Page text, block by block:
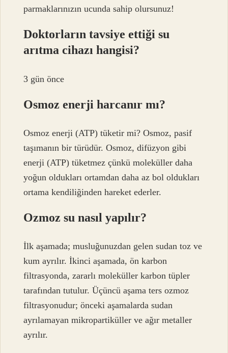
parmaklarınızın ucunda sahip olursunuz!
Doktorların tavsiye ettiği su
arıtma cihazı hangisi?
3 gün önce
Osmoz enerji harcanır mı?
Osmoz enerji (ATP) tüketir mi? Osmoz, pasif
taşımanın bir türüdür. Osmoz, difüzyon gibi
enerji (ATP) tüketmez çünkü moleküller daha
yoğun oldukları ortamdan daha az bol oldukları
ortama kendiliğinden hareket ederler.
Ozmoz su nasıl yapılır?
İlk aşamada; musluğunuzdan gelen sudan toz ve
kum ayrılır. İkinci aşamada, ön karbon
filtrasyonda, zararlı moleküller karbon tüpler
tarafından tutulur. Üçüncü aşama ters ozmoz
filtrasyonudur; önceki aşamalarda sudan
ayrılamayan mikropartiküller ve ağır metaller
ayrılır.